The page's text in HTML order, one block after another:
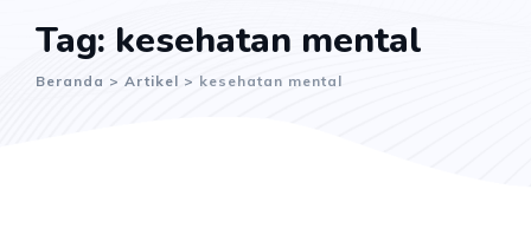
Tag: kesehatan mental
Beranda > Artikel > kesehatan mental